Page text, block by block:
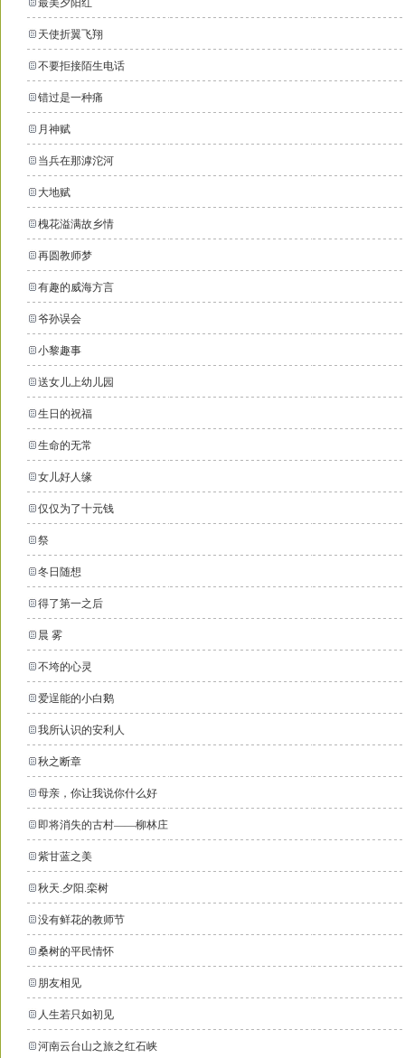
最美夕阳红
天使折翼飞翔
不要拒接陌生电话
错过是一种痛
月神赋
当兵在那滹沱河
大地赋
槐花溢满故乡情
再圆教师梦
有趣的威海方言
爷孙误会
小黎趣事
送女儿上幼儿园
生日的祝福
生命的无常
女儿好人缘
仅仅为了十元钱
祭
冬日随想
得了第一之后
晨 雾
不垮的心灵
爱逞能的小白鹅
我所认识的安利人
秋之断章
母亲，你让我说你什么好
即将消失的古村——柳林庄
紫甘蓝之美
秋天.夕阳.栾树
没有鲜花的教师节
桑树的平民情怀
朋友相见
人生若只如初见
河南云台山之旅之红石峡